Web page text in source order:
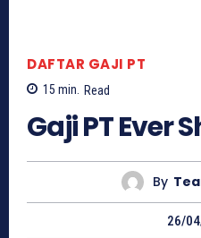
DAFTAR GAJI PT
15 min. Read
Gaji PT Ever
By
26/